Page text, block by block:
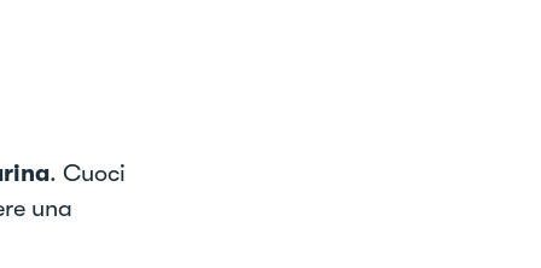
. Cuoci
una